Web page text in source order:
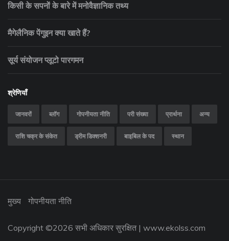
किसी के सपनों के बारे में मनोवैज्ञानिक तथ्य
मैगेलैनिक पेंगुइन क्या खाते हैं?
सूर्य संयोजन प्लूटो पारगमन
श्रेणियाँ
जानवरों ब्लॉग गोपनीयता नीति परी संख्या प्रार्थना अन्य
राशि चक्र के संकेत ड्रीम डिक्शनरी बाइबिल के पद स्थान
मुख्य गोपनीयता नीति
Copyright ©2026 सभी अधिकार सुरक्षित | www.ekolss.com